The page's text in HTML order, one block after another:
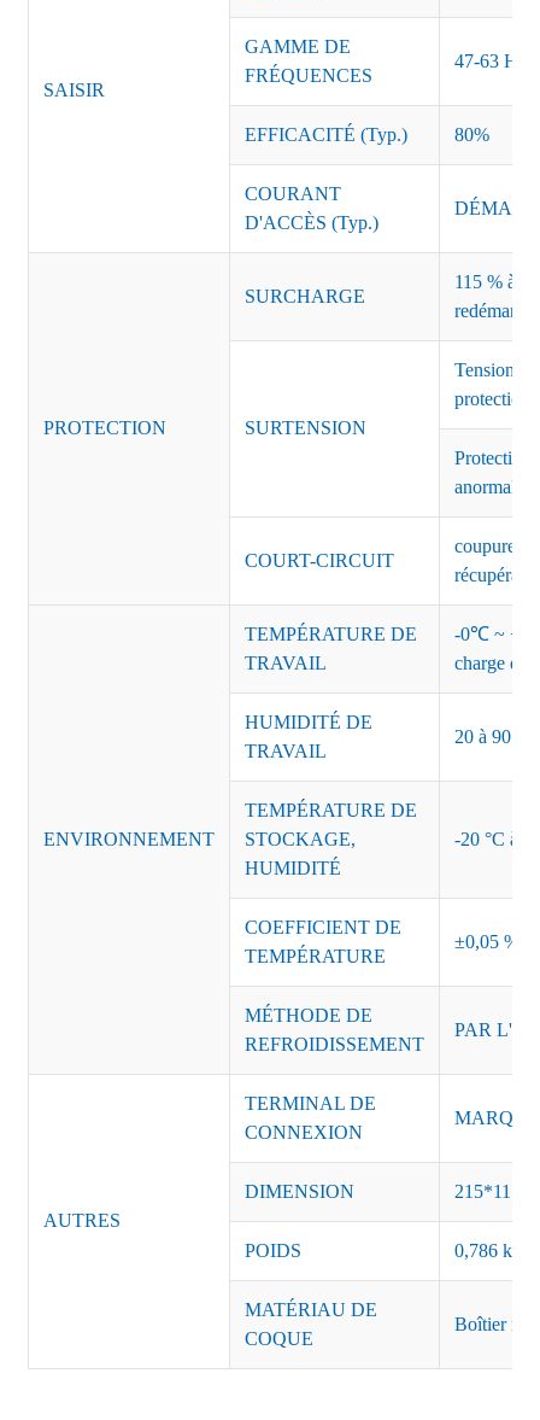
SAISIR
GAMME DE
FRÉQUENCES
47-63 Hz
EFFICACITÉ (Typ.) 80%
COURANT
D'ACCÈS (Typ.)
PROTECTION
SURCHARGE
115 % à
SURTENSION
Tension
protection
Protection
anormales
COURT-CIRCUIT
coupure
ENVIRONNEMENT
TEMPÉRATURE DE
TRAVAIL
-0℃ ~
charge de
HUMIDITÉ DE
TRAVAIL
20 à 90 %
TEMPÉRATURE DE
STOCKAGE,
HUMIDITÉ
-20 °C à
COEFFICIENT DE
TEMPÉRATURE
±0,05 %/
MÉTHODE DE
REFROIDISSEMENT
PAR
AUTRES
TERMINAL DE
CONNEXION
DIMENSION
POIDS 0,786 kg/
MATÉRIAU DE
COQUE
Boîtier